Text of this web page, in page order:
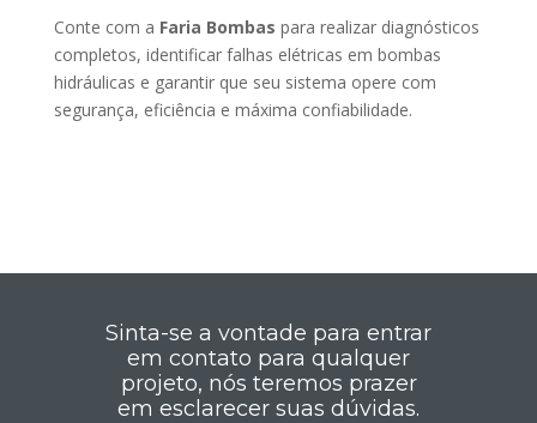
Conte com a Faria Bombas para realizar diagnósticos
completos, identificar falhas elétricas em bombas
hidráulicas e garantir que seu sistema opere com
segurança, eficiência e máxima confiabilidade.
Sinta-se a vontade para entrar
em contato para qualquer
projeto, nós teremos prazer
em esclarecer suas dúvidas.